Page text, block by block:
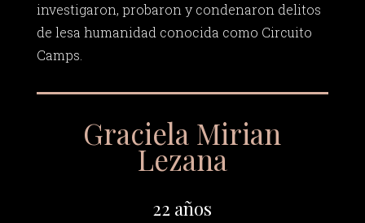
investigaron, probaron y condenaron delitos
de lesa humanidad conocida como Circuito
Camps.
Graciela Mirian
Lezana
22 años